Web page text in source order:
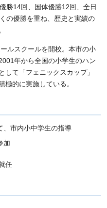
勝14回、国体優勝12回、全日
の優勝を重ね、歴史と実績の
ルスクールを開校。本市の小
年から全国の小学生のハン
して「フェニックスカップ」
極的に実施している。
、市内小中学生の指導
加
任